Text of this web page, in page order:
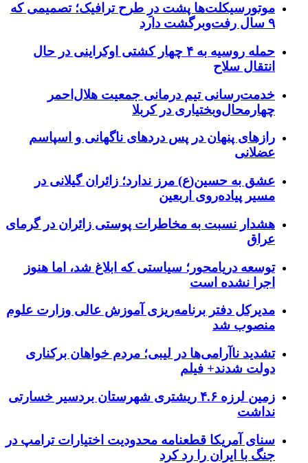
موتورسیکلت‌ها پشت درِ طرح ترافیک؛ تصمیمی که
۹ سال رفت‌وبرگشت دارد
حمله روسیه به ۴ چهار کشتی اوکراینی در حال
انتقال سلاح
خدمت‌رسانی تیم درمانی جمعیت هلال‌احمر
چهارمحال‌وبختیاری در کربلا
رازهای پنهان در پس دردهای ناگهانی و اسپاسم
عضلانی
عشق به حسین(ع) مرز ندارد؛ زائران گیلانی در
مسیر پیاده‌روی اربعین
هشدار نسبت به مخاطرات پوستی زائران در گرمای
عراق
توسعه دریامحور؛ سیاستی که ابلاغ شد، اما هنوز
اجرا نشده است
مدیرکل دفتر برنامه‌ریزی آموزش عالی وزارت علوم
منصوب شد
تشدید ناآرامی‌ها در لیبی؛ مردم خواهان برکناری
دولت شدند+ فیلم
زمین لرزه ۴.۶ ریشتری شهرستان بردسیر خسارتی
نداشت
سنای آمریکا قطعنامه محدودیت اختیارات ترامپ در
جنگ با ایران را رد کرد